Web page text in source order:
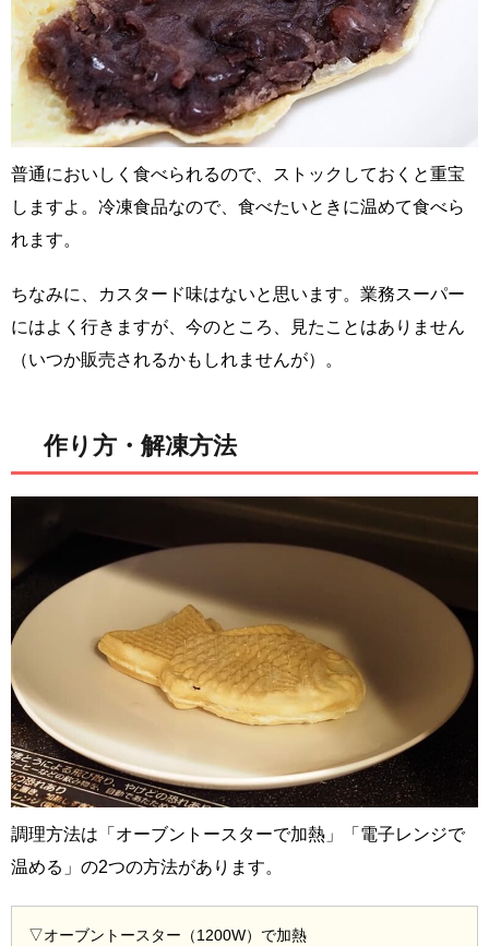
普通においしく食べられるので、ストックしておくと重宝
しますよ。冷凍食品なので、食べたいときに温めて食べら
れます。
ちなみに、カスタード味はないと思います。業務スーパー
にはよく行きますが、今のところ、見たことはありません
（いつか販売されるかもしれませんが）。
作り方・解凍方法
調理方法は「オーブントースターで加熱」「電子レンジで
温める」の2つの方法があります。
▽オーブントースター（1200W）で加熱